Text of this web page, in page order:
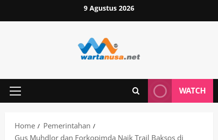
to
9 Agustus 2026
Primary
WATCH
Home
Pemerintahan
Gus Muhdlor dan Forkopimda Naik Trail Baksos di